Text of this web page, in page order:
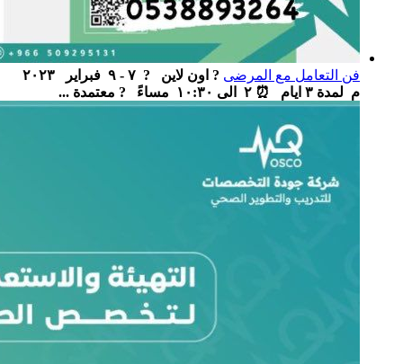
فن التعامل مع المرضى
? اون لاين ‏ ‏ ? ٧ - ٩ فبراير ٢٠٢٣
م لمدة ٣ ايام ‏ ⏰ ٢ الى ١٠:٣٠ مساءً ‏ ‏ ? معتمدة ...